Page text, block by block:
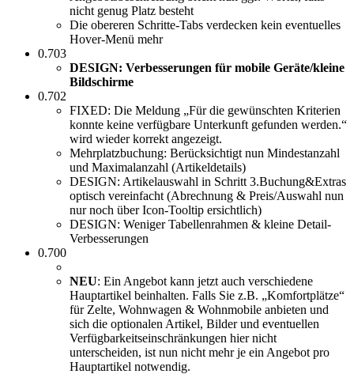
nicht genug Platz besteht
Die obereren Schritte-Tabs verdecken kein eventuelles
Hover-Menü mehr
0.703
DESIGN: Verbesserungen für mobile Geräte/kleine
Bildschirme
0.702
FIXED: Die Meldung „Für die gewünschten Kriterien
konnte keine verfügbare Unterkunft gefunden werden.“
wird wieder korrekt angezeigt.
Mehrplatzbuchung: Berücksichtigt nun Mindestanzahl
und Maximalanzahl (Artikeldetails)
DESIGN: Artikelauswahl in Schritt 3.Buchung&Extras
optisch vereinfacht (Abrechnung & Preis/Auswahl nun
nur noch über Icon-Tooltip ersichtlich)
DESIGN: Weniger Tabellenrahmen & kleine Detail-
Verbesserungen
0.700
NEU: Ein Angebot kann jetzt auch verschiedene
Hauptartikel beinhalten. Falls Sie z.B. „Komfortplätze“
für Zelte, Wohnwagen & Wohnmobile anbieten und
sich die optionalen Artikel, Bilder und eventuellen
Verfügbarkeitseinschränkungen hier nicht
unterscheiden, ist nun nicht mehr je ein Angebot pro
Hauptartikel notwendig.